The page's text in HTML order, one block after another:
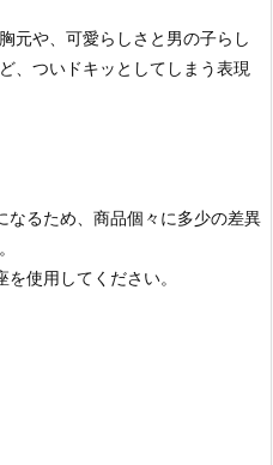
元や、可愛らしさと男の子らし
、ついドキッとしてしまう表現
るため、商品個々に多少の差異
使用してください。